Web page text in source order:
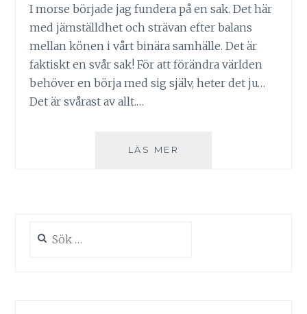
I morse började jag fundera på en sak. Det här
med jämställdhet och strävan efter balans
mellan könen i vårt binära samhälle. Det är
faktiskt en svår sak! För att förändra världen
behöver en börja med sig själv, heter det ju…
Det är svårast av allt.…
LÄS MER
efter: